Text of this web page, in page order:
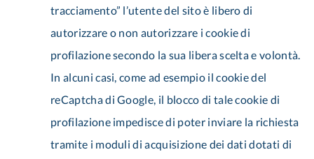
tracciamento” l’utente del sito è libero di
autorizzare o non autorizzare i cookie di
profilazione secondo la sua libera scelta e volontà.
In alcuni casi, come ad esempio il cookie del
reCaptcha di Google, il blocco di tale cookie di
profilazione impedisce di poter inviare la richiesta
tramite i moduli di acquisizione dei dati dotati di